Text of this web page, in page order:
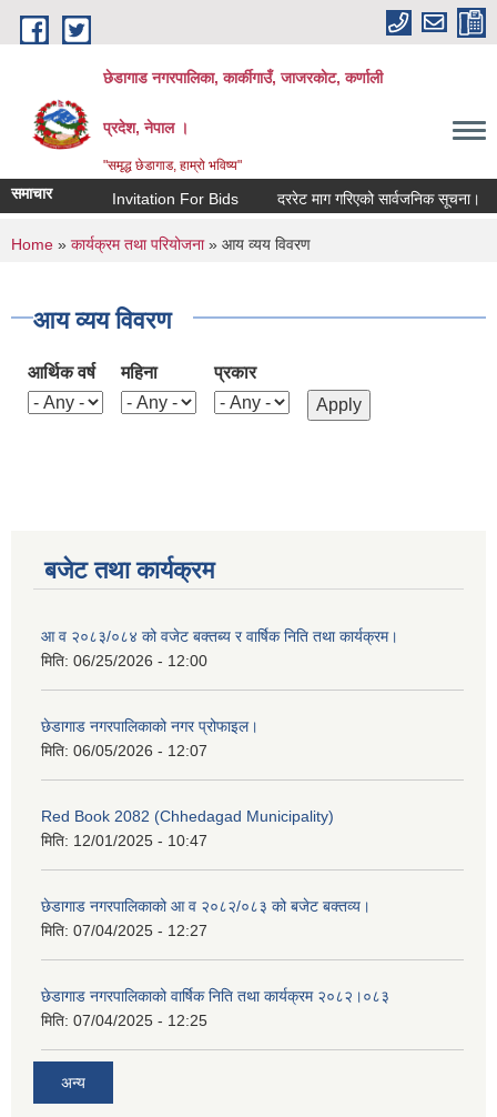
Skip to main content
छेडागाड नगरपालिका, कार्कीगाउँ, जाजरकाेट, कर्णाली
प्रदेश, नेपाल ।
"समृद्ध छेडागाड, हाम्रो भविष्य"
समाचार Invitation For Bids दररेट माग गरिएको सार्वजनिक सूचना।
You are here
Home » कार्यक्रम तथा परियोजना» आय व्यय विवरण
आय व्यय विवरण
आर्थिक वर्ष महिना प्रकार
बजेट तथा कार्यक्रम
आ व २०८३/०८४ को वजेट बक्तब्य र वार्षिक निति तथा कार्यक्रम।
मिति: 06/25/2026 - 12:00
छेडागाड नगरपालिकाको नगर प्रोफाइल।
मिति: 06/05/2026 - 12:07
Red Book 2082 (Chhedagad Municipality)
मिति: 12/01/2025 - 10:47
छेडागाड नगरपालिकाको आ व २०८२/०८३ को बजेट बक्तव्य।
मिति: 07/04/2025 - 12:27
छेडागाड नगरपालिकाको वार्षिक निति तथा कार्यक्रम २०८२।०८३
मिति: 07/04/2025 - 12:25
अन्य